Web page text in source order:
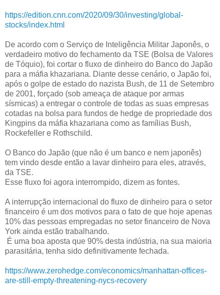
https://edition.cnn.com/2020/09/30/investing/global-
stocks/index.html
De acordo com o Serviço de Inteligência Militar Japonês, o
verdadeiro motivo do fechamento da TSE (Bolsa de Valores
de Tóquio), foi cortar o fluxo de dinheiro do Banco do Japão
para a máfia khazariana. Diante desse cenário, o Japão foi,
após o golpe de estado do nazista Bush, de 11 de Setembro
de 2001, forçado (sob ameaça de ataque por armas
sísmicas) a entregar o controle de todas as suas empresas
cotadas na bolsa para fundos de hedge de propriedade dos
Kingpins da máfia khazariana como as famílias Bush,
Rockefeller e Rothschild.
O Banco do Japão (que não é um banco e nem japonês)
tem vindo desde então a lavar dinheiro para eles, através,
da TSE.
Esse fluxo foi agora interrompido, dizem as fontes.
A interrupção internacional do fluxo de dinheiro para o setor
financeiro é um dos motivos para o fato de que hoje apenas
10% das pessoas empregadas no setor financeiro de Nova
York ainda estão trabalhando.
É uma boa aposta que 90% desta indústria, na sua maioria
parasitária, tenha sido definitivamente fechada.
https://www.zerohedge.com/economics/manhattan-offices-
are-still-empty-threatening-nycs-recovery